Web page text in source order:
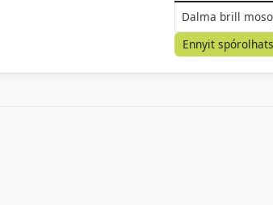
Dalma brill
Ennyit